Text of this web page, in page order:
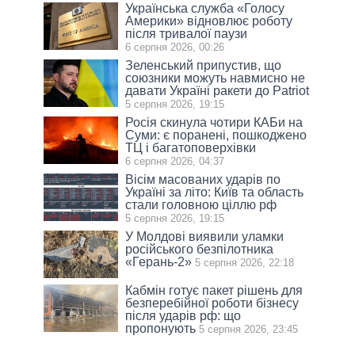
Українська служба «Голосу
Америки» відновлює роботу
після тривалої паузи
6 серпня 2026, 00:26
Зеленський припустив, що
союзники можуть навмисно не
давати Україні ракети до Patriot
5 серпня 2026, 19:15
Росія скинула чотири КАБи на
Суми: є поранені, пошкоджено
ТЦ і багатоповерхівки
6 серпня 2026, 04:37
Вісім масованих ударів по
Україні за літо: Київ та область
стали головною ціллю рф
5 серпня 2026, 19:15
У Молдові виявили уламки
російського безпілотника
«Герань-2» 5 серпня 2026, 22:18
Кабмін готує пакет рішень для
безперебійної роботи бізнесу
після ударів рф: що
пропонують 5 серпня 2026, 23:45